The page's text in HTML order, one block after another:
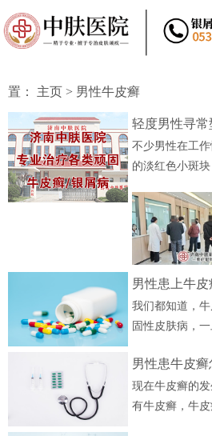
置： 主页 > 男性牛皮癣
轻度男性寻
日常状...
不少男性在工
的淡红色小斑
作和生活节奏
男性患上牛
我们都知道，
固性皮肤病，
病率非常普遍，
男性患牛皮
现在牛皮癣的
有牛皮癣，牛